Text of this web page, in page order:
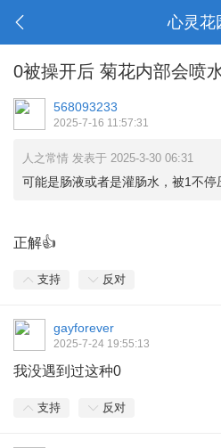
心灵花
0被操开后 菊花内部会喷
568093233
2025-7-16 11:57:31
人之常情 发表于 2025-3-30 06:31
可能是肠液或者是灌肠水，被1不停
正解👍
支持 反对
gayforever
2025-7-24 19:55:13
我没遇到过这种0
支持 反对